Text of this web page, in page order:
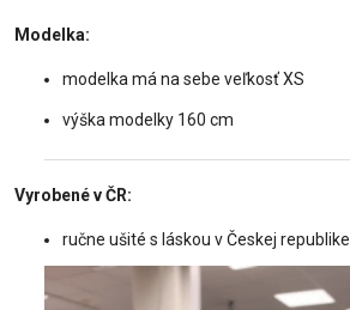
Modelka:
modelka má na sebe veľkosť XS
výška modelky 160 cm
Vyrobené v ČR:
ručne ušité s láskou v Českej republike